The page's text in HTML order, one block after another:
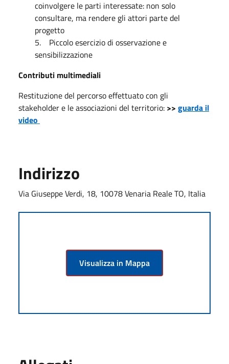
coinvolgere le parti interessate: non solo
consultare, ma rendere gli attori parte del
progetto
5. Piccolo esercizio di osservazione e
sensibilizzazione
Contributi multimediali
Restituzione del percorso effettuato con gli
stakeholder e le associazioni del territorio: >> guarda il
video
Indirizzo
Via Giuseppe Verdi, 18, 10078 Venaria Reale TO, Italia
Visualizza in Mappa